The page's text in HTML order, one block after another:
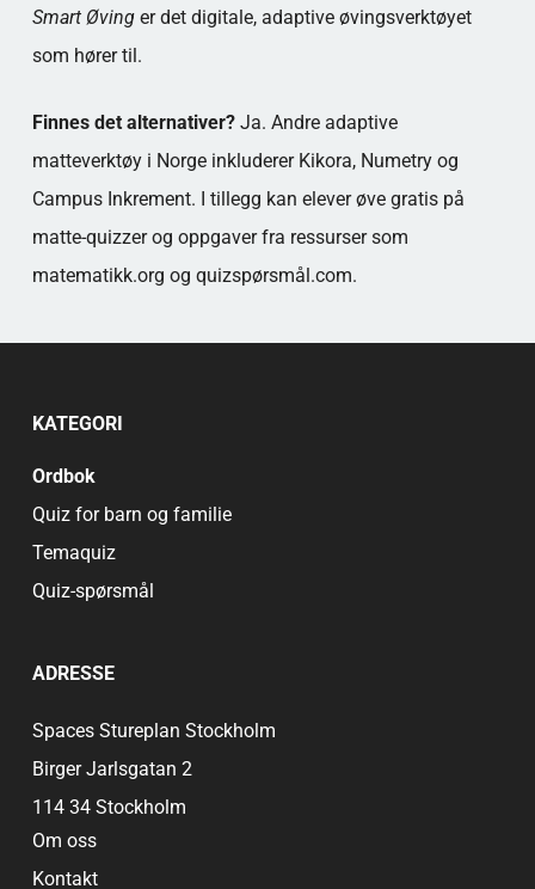
Smart Øvinger det digitale, adaptive øvingsverktøyet
som hører til.
Finnes det alternativer?Ja. Andre adaptive
matteverktøy i Norge inkluderer Kikora, Numetry og
Campus Inkrement. I tillegg kan elever øve gratis på
matte-quizzer og oppgaver fra ressurser som
matematikk.org og quizspørsmål.com.
KATEGORI
Ordbok
Quiz for barn og familie
Temaquiz
Quiz-spørsmål
ADRESSE
Spaces Stureplan Stockholm
Birger Jarlsgatan 2
114 34 Stockholm
Om oss
Kontakt